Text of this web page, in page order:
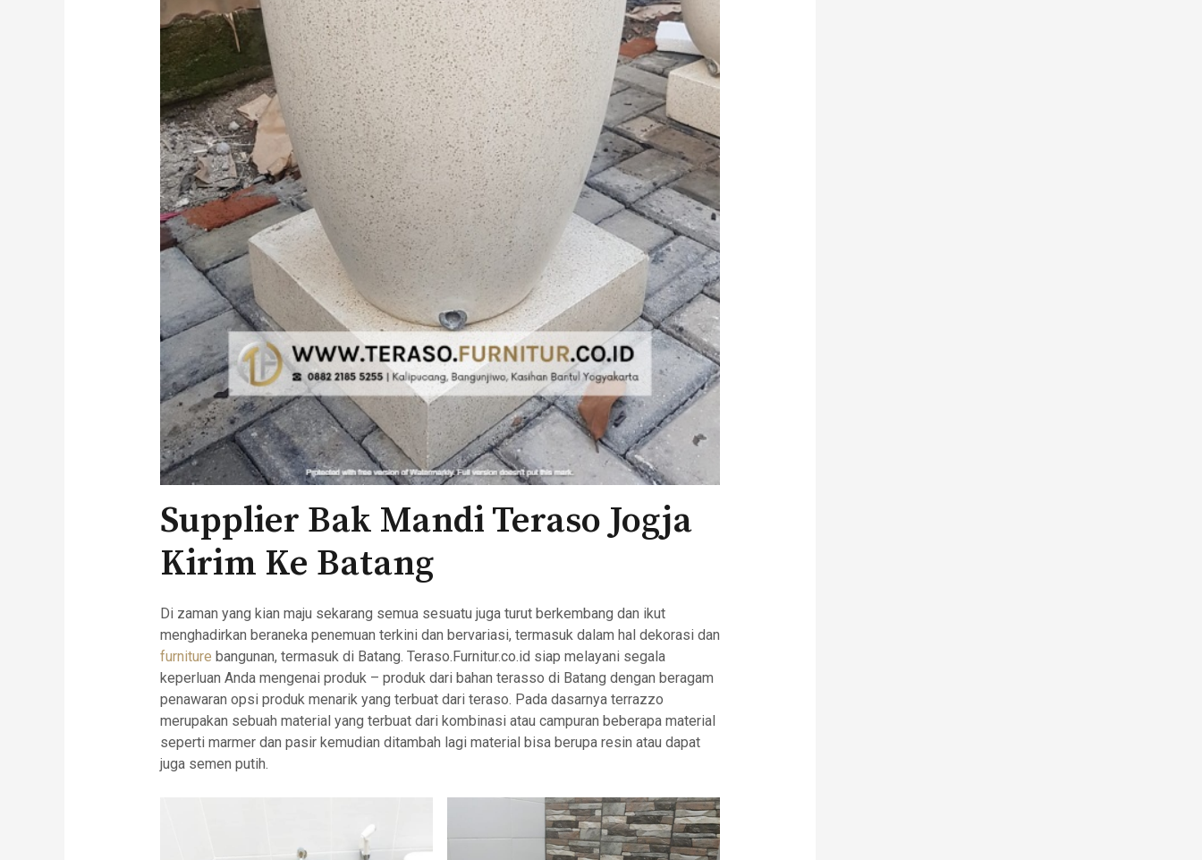
Supplier Bak Mandi Teraso Jogja
Kirim Ke Batang
Di zaman yang kian maju sekarang semua sesuatu juga turut berkembang dan ikut
menghadirkan beraneka penemuan terkini dan bervariasi, termasuk dalam hal dekorasi dan
furniture bangunan, termasuk di Batang. Teraso.Furnitur.co.id siap melayani segala
keperluan Anda mengenai produk – produk dari bahan terasso di Batang dengan beragam
penawaran opsi produk menarik yang terbuat dari teraso. Pada dasarnya terrazzo
merupakan sebuah material yang terbuat dari kombinasi atau campuran beberapa material
seperti marmer dan pasir kemudian ditambah lagi material bisa berupa resin atau dapat
juga semen putih.